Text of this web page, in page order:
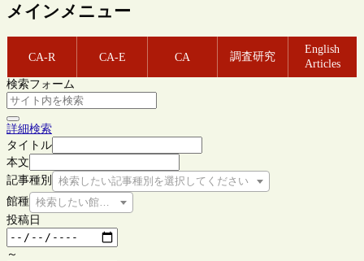
メインメニュー
CA-R CA-E CA 調査研究
English
Articles
検索フォーム
詳細検索
タイトル
本文
記事種別
検索したい記事種別を選択してください
館種 検索したい館種を選択してください
投稿日
～